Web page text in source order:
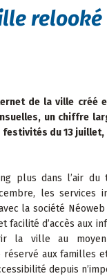
relooké
de la ville créé
un chiffre
festivités du 13
plus dans l’air du
les services
la société
facilité d’accès aux
la ville au moyen
aux familles
depuis